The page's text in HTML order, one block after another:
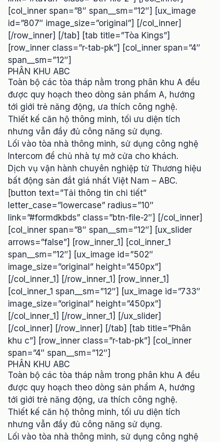
[col_inner span=”8″ span__sm=”12″] [ux_image
id=”807″ image_size=”original”] [/col_inner]
[/row_inner] [/tab] [tab title=”Tòa Kings”]
[row_inner class=”r-tab-pk”] [col_inner span=”4″
span__sm=”12″]
PHÂN KHU ABC
Toàn bộ các tòa tháp nằm trong phân khu A đều
được quy hoạch theo dòng sản phẩm A, hướng
tới giới trẻ năng động, ưa thích công nghệ.
Thiết kế căn hộ thông minh, tối ưu diện tích
nhưng vẫn đầy đủ công năng sử dụng.
Lối vào tòa nhà thông minh, sử dụng công nghệ
Intercom để chủ nhà tự mở cửa cho khách.
Dịch vụ vận hành chuyên nghiệp từ Thương hiệu
bất động sản đắt giá nhất Việt Nam – ABC.
[button text=”Tải thông tin chi tiết”
letter_case=”lowercase” radius=”10″
link=”#formdkbds” class=”btn-file-2″] [/col_inner]
[col_inner span=”8″ span__sm=”12″] [ux_slider
arrows=”false”] [row_inner_1] [col_inner_1
span__sm=”12″] [ux_image id=”502″
image_size=”original” height=”450px”]
[/col_inner_1] [/row_inner_1] [row_inner_1]
[col_inner_1 span__sm=”12″] [ux_image id=”733″
image_size=”original” height=”450px”]
[/col_inner_1] [/row_inner_1] [/ux_slider]
[/col_inner] [/row_inner] [/tab] [tab title=”Phân
khu c”] [row_inner class=”r-tab-pk”] [col_inner
span=”4″ span__sm=”12″]
PHÂN KHU ABC
Toàn bộ các tòa tháp nằm trong phân khu A đều
được quy hoạch theo dòng sản phẩm A, hướng
tới giới trẻ năng động, ưa thích công nghệ.
Thiết kế căn hộ thông minh, tối ưu diện tích
nhưng vẫn đầy đủ công năng sử dụng.
Lối vào tòa nhà thông minh, sử dụng công nghệ